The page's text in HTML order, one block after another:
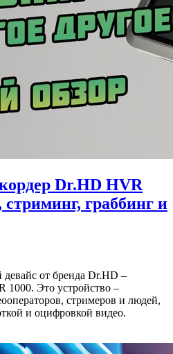
Dr.HD HVR
граббинг и
от бренда Dr.HD –
1000. Это устройство –
стримеров и людей,
и оцифровкой видео.